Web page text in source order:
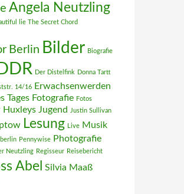
Angela Neutzling
lie The Secret Chord
Berlin Bilder Biografie
Der Distelfink Donna Tartt
14/16 Erwachsenwerden
Tages Fotografie Fotos
Huxleys Jugend Justin Sullivan
Lesung Live Musik
Pennywise Photografie
Neutzling Regisseur Reisebericht
Abel Silvia Maaß